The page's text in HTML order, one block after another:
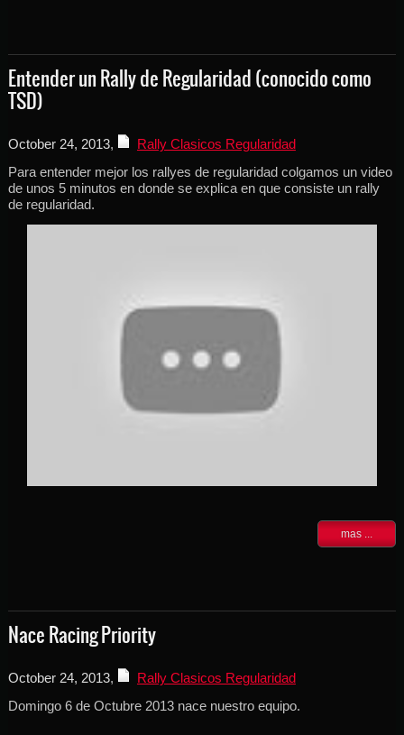
Entender un Rally de Regularidad (conocido como
TSD)
October 24, 2013,
Rally Clasicos Regularidad
Para entender mejor los rallyes de regularidad colgamos un video
de unos 5 minutos en donde se explica en que consiste un rally
de regularidad.
mas ...
Nace Racing Priority
October 24, 2013,
Rally Clasicos Regularidad
Domingo 6 de Octubre 2013 nace nuestro equipo.